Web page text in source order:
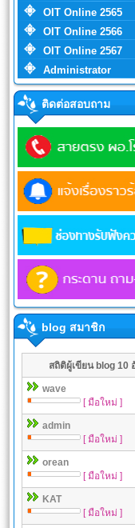
OIT Online 2565
OIT Online 2566
OIT Online 2567
Administrator
ติดต่อสอบถาม
blog สมาชิก
สถิติผู้เขียน blog 10
wave
[ มือใหม่ ]
admin
[ มือใหม่ ]
orean
[ มือใหม่ ]
KAT
[ มือใหม่ ]